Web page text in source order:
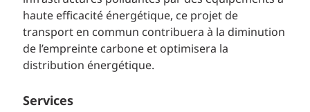
haute efficacité énergétique, ce projet de
transport en commun contribuera à la diminution
de l’empreinte carbone et optimisera la
distribution énergétique.
Services